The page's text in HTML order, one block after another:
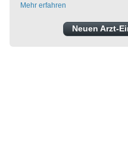
Mehr erfahren
Neuen Arzt-